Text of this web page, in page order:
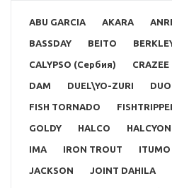
ABU GARCIA AKARA
BASSDAY BEITO
CALYPSO (Сербия) CRAZEE
DAM DUEL\YO-ZURI DUO
FISH TORNADO
GOLDY HALCO
IMA IRON TROUT ITUMO
JACKSON JOINT DAHILA